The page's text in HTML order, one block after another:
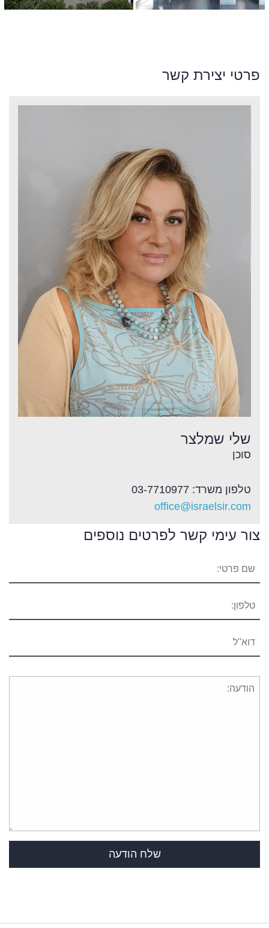
פרטי יצירת קשר
שלי שמלצר
סוכן
טלפון משרד: 03-7710977
office@israelsir.com
צור עימי קשר לפרטים נוספים